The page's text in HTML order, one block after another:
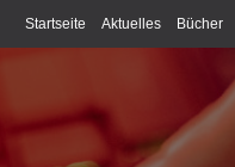
Startseite Aktuelles Bücher